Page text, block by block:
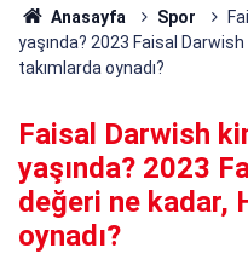
Anasayfa Spor
yaşında? 2023 Faisal
takımlarda oynadı?
Faisal Darwish
yaşında? 2023
değeri ne kadar,
oynadı?